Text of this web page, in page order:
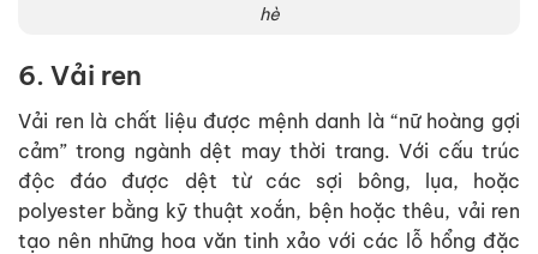
hè
6. Vải ren
Vải ren là chất liệu được mệnh danh là “nữ hoàng gợi
cảm” trong ngành dệt may thời trang. Với cấu trúc
độc đáo được dệt từ các sợi bông, lụa, hoặc
polyester bằng kỹ thuật xoắn, bện hoặc thêu, vải ren
tạo nên những hoa văn tinh xảo với các lỗ hổng đặc